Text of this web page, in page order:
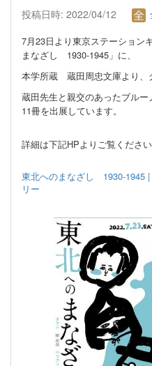
投稿日時: 2022/04/12
7月23日より東京ステーション
まなざし 1930-1945」に、
本学所蔵 蔵田周忠文庫より、
蔵田先生と親交のあったブル
11冊を出展しています。
詳細は下記HPよりご覧ください
東北へのまなざし 1930-1945 |
リー